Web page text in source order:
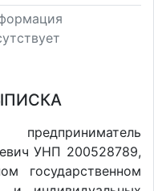
УНП 200528789,
государственном